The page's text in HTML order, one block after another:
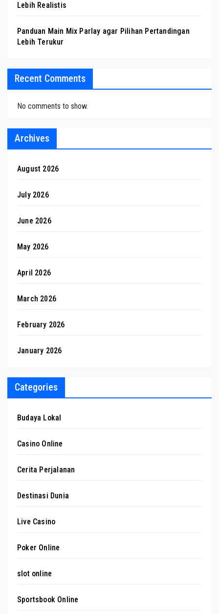
Lebih Realistis
Panduan Main Mix Parlay agar Pilihan Pertandingan
Lebih Terukur
Recent Comments
No comments to show.
Archives
August 2026
July 2026
June 2026
May 2026
April 2026
March 2026
February 2026
January 2026
Categories
Budaya Lokal
Casino Online
Cerita Perjalanan
Destinasi Dunia
Live Casino
Poker Online
slot online
Sportsbook Online